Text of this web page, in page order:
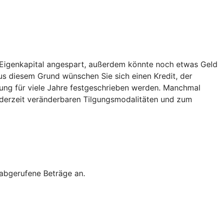
angespart, außerdem könnte noch etwas Geld
diesem Grund wünschen Sie sich einen Kredit, der
für viele Jahre festgeschrieben werden. Manchmal
veränderbaren Tilgungsmodalitäten und zum
Beträge an.